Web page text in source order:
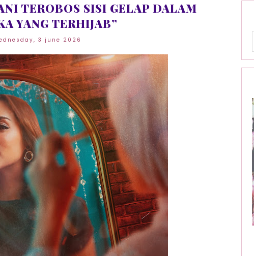
TEROBOS SISI GELAP DALAM
YANG TERHIJAB”
3 june 2026